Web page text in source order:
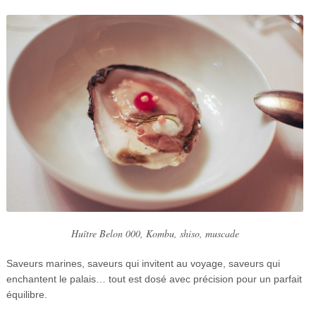
Huître Belon 000, Kombu, shiso, muscade
Saveurs marines, saveurs qui invitent au voyage, saveurs qui
enchantent le palais… tout est dosé avec précision pour un parfait
équilibre.